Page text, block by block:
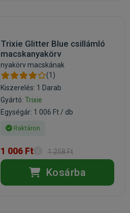
Trixie Glitter Blue csillámló
macskanyakörv
nyakörv macskának
(1)
Kiszerelés: 1 Darab
Gyártó: Trixie
Egységár: 1 006 Ft / db
Raktáron
1 006 Ft 1 258 Ft
Kosárba